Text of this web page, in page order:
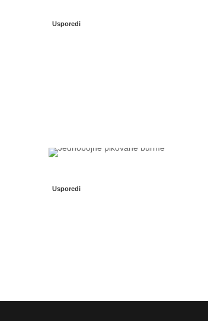
Usporedi
Usporedi